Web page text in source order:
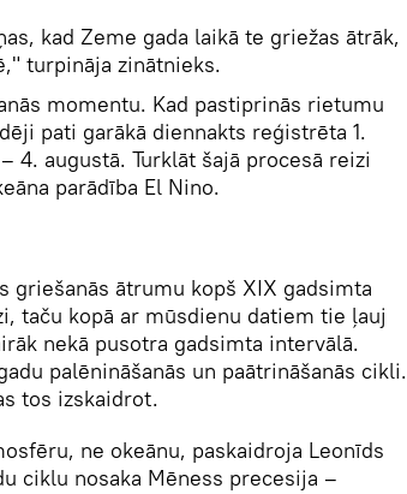
kad Zeme gada laikā te griežas ātrāk,
turpināja zinātnieks.
momentu. Kad pastiprinās rietumu
pati garākā diennakts reģistrēta 1.
4. augustā. Turklāt šajā procesā reizi
parādība El Nino.
ātrumu kopš XIX gadsimta
taču kopā ar mūsdienu datiem tie ļauj
nekā pusotra gadsimta intervālā.
palēnināšanās un paātrināšanās cikli.
tos izskaidrot.
ne okeānu, paskaidroja Leonīds
ciklu nosaka Mēness precesija –